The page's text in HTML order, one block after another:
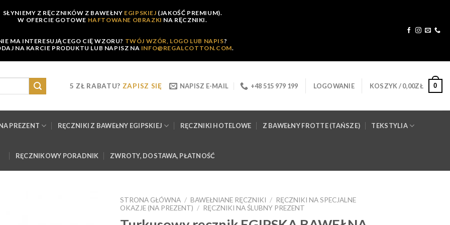
SŁYNIEMY Z RĘCZNIKÓW Z BAWEŁNY EGIPSKIEJ (JAKOŚĆ PREMIUM).
W OFERCIE GOTOWE HAFTOWANE OBRAZKI NA RĘCZNIKI.
MA INTERESUJĄCEGO CIĘ WZORU? TWÓJ WZÓR, LOGO LUB NAPIS?
NA KARCIE PRODUKTU LUB NAPISZ NA INFO@REGALCOTTON.COM.
5 ZŁ RABATU? ZAPISZ SIĘ NAPISZ E-MAIL +48 515 979 199 LOGOWANIE KOSZYK /0,00ZŁ 0
PREZENT RĘCZNIKI Z BAWEŁNY EGIPSKIEJ RĘCZNIKI HOTELOWE Z BAWEŁNY FROTTE (TAŃSZE) TEKSTYLIA
RĘCZNIKOWY PORADNIK ZWROTY, DOSTAWA, PŁATNOŚĆ
STRONA GŁÓWNA / BAWEŁNIANE RĘCZNIKI / RĘCZNIKI NA SPECJALNE
OKAZJE (NA PREZENT) / RĘCZNIKI NA ŚLUBNY PREZENT